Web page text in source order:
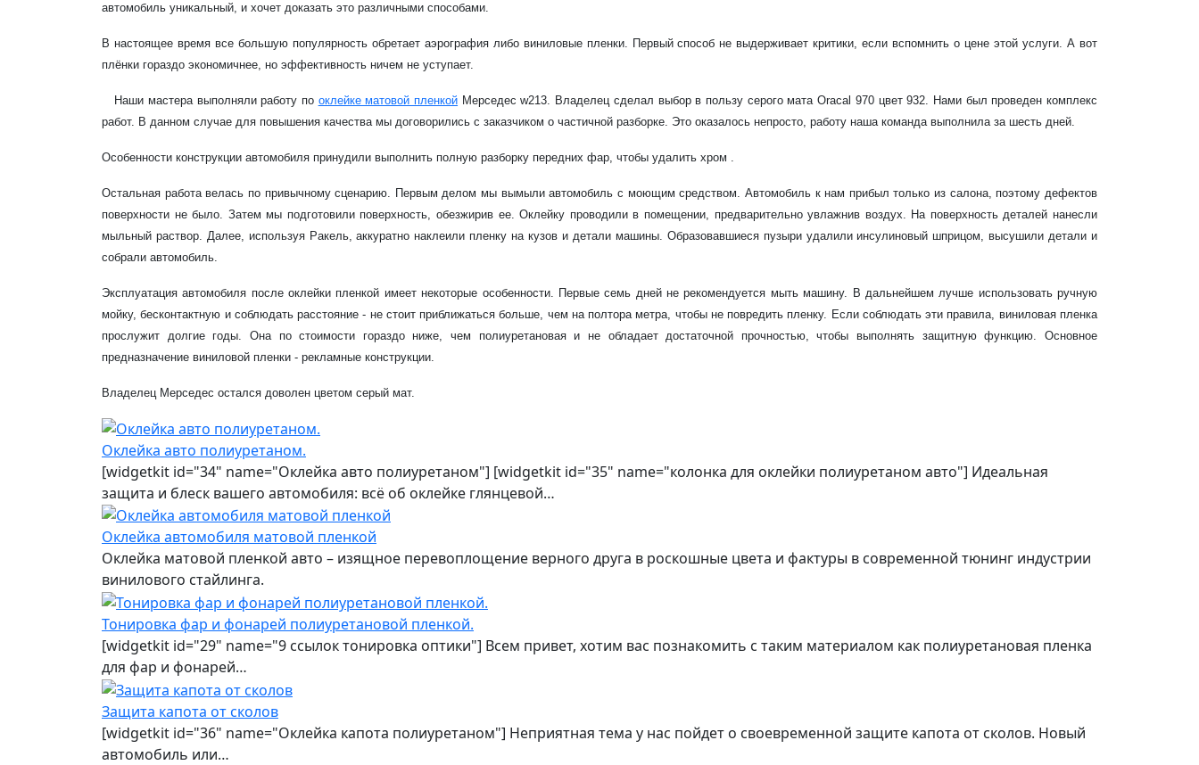
автомобиль уникальный, и хочет доказать это различными способами.
В настоящее время все большую популярность обретает аэрография либо виниловые пленки. Первый способ не выдерживает критики, если вспомнить о цене этой услуги. А вот
плёнки гораздо экономичнее, но эффективность ничем не уступает.
Наши мастера выполняли работу по оклейке матовой пленкой Мерседес w213. Владелец сделал выбор в пользу серого мата Oracal 970 цвет 932. Нами был проведен комплекс
работ. В данном случае для повышения качества мы договорились с заказчиком о частичной разборке. Это оказалось непросто, работу наша команда выполнила за шесть дней.
Особенности конструкции автомобиля принудили выполнить полную разборку передних фар, чтобы удалить хром .
Остальная работа велась по привычному сценарию. Первым делом мы вымыли автомобиль с моющим средством. Автомобиль к нам прибыл только из салона, поэтому дефектов
поверхности не было. Затем мы подготовили поверхность, обезжирив ее. Оклейку проводили в помещении, предварительно увлажнив воздух. На поверхность деталей нанесли
мыльный раствор. Далее, используя Ракель, аккуратно наклеили пленку на кузов и детали машины. Образовавшиеся пузыри удалили инсулиновый шприцом, высушили детали и
собрали автомобиль.
Эксплуатация автомобиля после оклейки пленкой имеет некоторые особенности. Первые семь дней не рекомендуется мыть машину. В дальнейшем лучше использовать ручную
мойку, бесконтактную и соблюдать расстояние - не стоит приближаться больше, чем на полтора метра, чтобы не повредить пленку. Если соблюдать эти правила, виниловая пленка
прослужит долгие годы. Она по стоимости гораздо ниже, чем полиуретановая и не обладает достаточной прочностью, чтобы выполнять защитную функцию. Основное
предназначение виниловой пленки - рекламные конструкции.
Владелец Мерседес остался доволен цветом серый мат.
Оклейка авто полиуретаном.
[widgetkit id="34" name="Оклейка авто полиуретаном"] [widgetkit id="35" name="колонка для оклейки полиуретаном авто"] Идеальная
защита и блеск вашего автомобиля: всё об оклейке глянцевой…
Оклейка автомобиля матовой пленкой
Оклейка матовой пленкой авто – изящное перевоплощение верного друга в роскошные цвета и фактуры в современной тюнинг индустрии
винилового стайлинга.
Тонировка фар и фонарей полиуретановой пленкой.
[widgetkit id="29" name="9 ссылок тонировка оптики"] Всем привет, хотим вас познакомить с таким материалом как полиуретановая пленка
для фар и фонарей…
Защита капота от сколов
[widgetkit id="36" name="Оклейка капота полиуретаном"] Неприятная тема у нас пойдет о своевременной защите капота от сколов. Новый
автомобиль или…